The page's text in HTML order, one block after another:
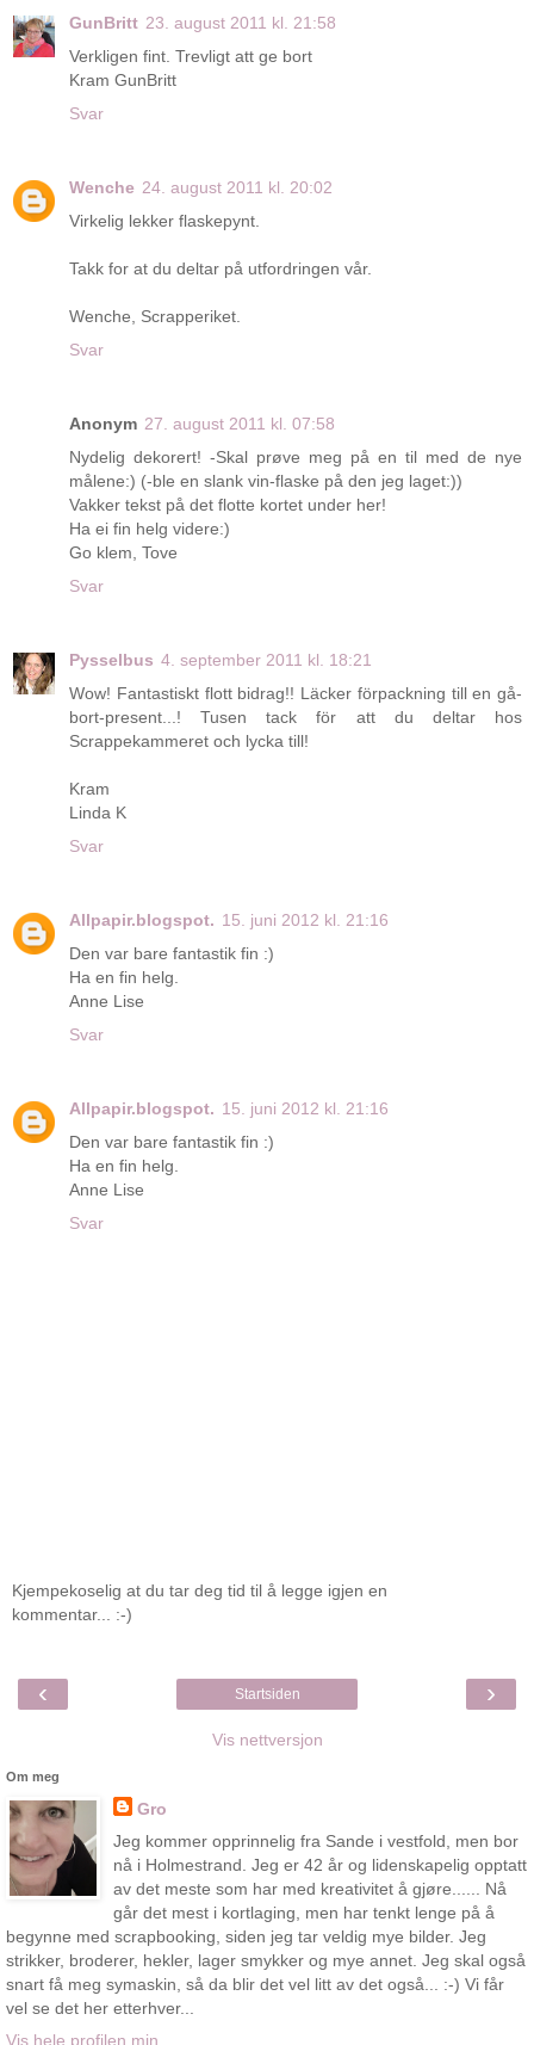
GunBritt 23. august 2011 kl. 21:58
Verkligen fint. Trevligt att ge bort
Kram GunBritt
Svar
Wenche 24. august 2011 kl. 20:02
Virkelig lekker flaskepynt.
Takk for at du deltar på utfordringen vår.
Wenche, Scrapperiket.
Svar
Anonym 27. august 2011 kl. 07:58
Nydelig dekorert! -Skal prøve meg på en til med de nye
målene:) (-ble en slank vin-flaske på den jeg laget:))
Vakker tekst på det flotte kortet under her!
Ha ei fin helg videre:)
Go klem, Tove
Svar
Pysselbus 4. september 2011 kl. 18:21
Wow! Fantastiskt flott bidrag!! Läcker förpackning till en gå-
bort-present...! Tusen tack för att du deltar hos
Scrappekammeret och lycka till!
Kram
Linda K
Svar
Allpapir.blogspot. 15. juni 2012 kl. 21:16
Den var bare fantastik fin :)
Ha en fin helg.
Anne Lise
Svar
Allpapir.blogspot. 15. juni 2012 kl. 21:16
Den var bare fantastik fin :)
Ha en fin helg.
Anne Lise
Svar
Kjempekoselig at du tar deg tid til å legge igjen en
kommentar... :-)
‹ ›
Startsiden
Vis nettversjon
Om meg
Gro
Jeg kommer opprinnelig fra Sande i vestfold, men bor
nå i Holmestrand. Jeg er 42 år og lidenskapelig opptatt
av det meste som har med kreativitet å gjøre...... Nå
går det mest i kortlaging, men har tenkt lenge på å
begynne med scrapbooking, siden jeg tar veldig mye bilder. Jeg
strikker, broderer, hekler, lager smykker og mye annet. Jeg skal også
snart få meg symaskin, så da blir det vel litt av det også... :-) Vi får
vel se det her etterhver...
Vis hele profilen min